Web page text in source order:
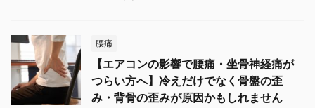
腰痛
【エアコンの影響で腰痛・坐骨神経痛が
つらい方へ】冷えだけでなく骨盤の歪
み・背骨の歪みが原因かもしれません